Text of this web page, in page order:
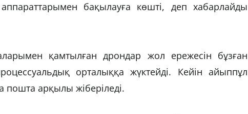
бақылауға көшті, деп хабарлайды
қамтылған дрондар жол ережесін бұзған
орталыққа жүктейді. Кейін айыппұл
пошта арқылы жіберіледі.